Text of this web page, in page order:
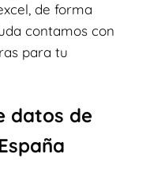
de forma
contamos con
para tu
datos de